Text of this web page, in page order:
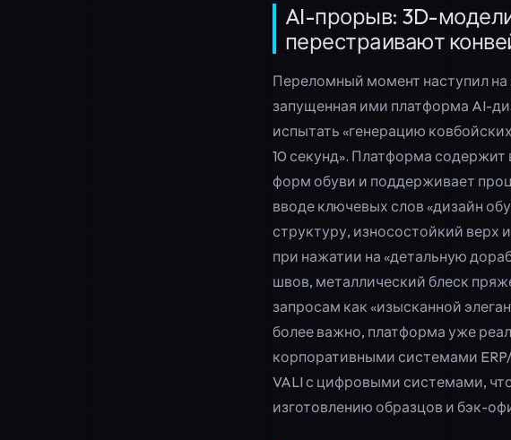
AI-прорыв: 3D-
перестраивают
Переломный момент наступил на
запущенная ими платформа AI-
испытать «генерацию
10 секунд». Платформа
форм обуви и поддерживает
вводе ключевых слов «дизайн
структуру, износостойкий
при нажатии на «детальную
швов, металлический блеск
запросам как «изысканной
более важно, платформа уже
корпоративными системами
VALI с цифровыми системами,
изготовлению образцов и бэк-